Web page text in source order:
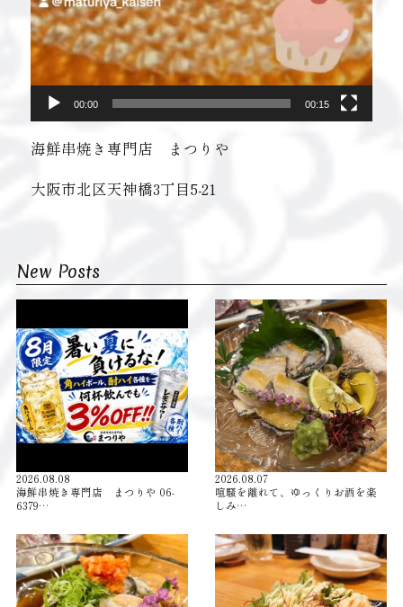
00:00 00:15
海鮮串焼き専門店 まつりや
大阪市北区天神橋3丁目5-21
New Posts
2026.08.08
海鮮串焼き専門店 まつりや 06-
6379…
2026.08.07
喧騒を離れて、ゆっくりお酒を楽
しみ…